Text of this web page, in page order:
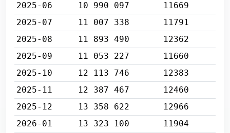
2025-06
10 990 097
11669
2025-07
11 007 338
11791
2025-08
11 893 490
12362
2025-09
11 053 227
11660
2025-10
12 113 746
12383
2025-11
12 387 467
12460
2025-12
13 358 622
12966
2026-01
13 323 100 11904